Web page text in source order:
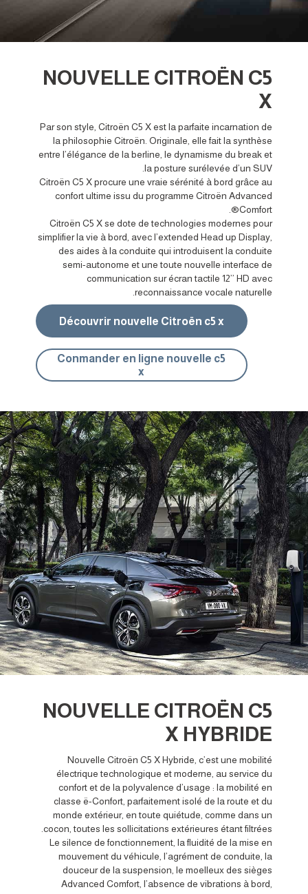
NOUVELLE CITROËN C5
X
Par son style, Citroën C5 X est la parfaite incarnation de
la philosophie Citroën. Originale, elle fait la synthèse
entre l’élégance de la berline, le dynamisme du break et
la posture surélevée d’un SUV.
Citroën C5 X procure une vraie sérénité à bord grâce au
confort ultime issu du programme Citroën Advanced
Comfort®.
Citroën C5 X se dote de technologies modernes pour
simplifier la vie à bord, avec l’extended Head up Display,
des aides à la conduite qui introduisent la conduite
semi-autonome et une toute nouvelle interface de
communication sur écran tactile 12’’ HD avec
reconnaissance vocale naturelle.
Découvrir nouvelle Citroën c5 x
Conmander en ligne nouvelle c5
x
NOUVELLE CITROËN C5
X HYBRIDE
Nouvelle Citroën C5 X Hybride, c’est une mobilité
électrique technologique et moderne, au service du
confort et de la polyvalence d’usage : la mobilité en
classe ë-Confort, parfaitement isolé de la route et du
monde extérieur, en toute quiétude, comme dans un
cocon, toutes les sollicitations extérieures étant filtrées.
Le silence de fonctionnement, la fluidité de la mise en
mouvement du véhicule, l’agrément de conduite, la
douceur de la suspension, le moelleux des sièges
Advanced Comfort, l’absence de vibrations à bord,